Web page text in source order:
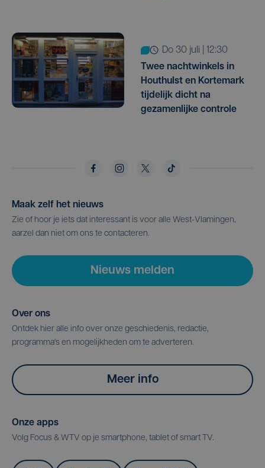
do 30 juli | 12:30
Twee nachtwinkels in
Houthulst en Kortemark
tijdelijk dicht na
gezamenlijke controle
Maak zelf het nieuws
Zie of hoor je iets dat interessant is voor alle West-Vlamingen,
aarzel dan niet om ons te contacteren.
Nieuws melden
Over ons
Ontdek hier alle info over onze geschiedenis, redactie,
programma's en mogelijkheden om te adverteren.
Meer info
Onze apps
Volg Focus & WTV op je smartphone, tablet of smart TV.